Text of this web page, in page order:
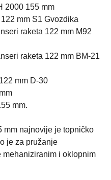
2000 155 mm
mm S1 Gvozdika
raketa 122 mm M92
raketa 122 mm BM-21
mm D-30
mm.
mm najnovije je topničko
je za pružanje
i oklopnim